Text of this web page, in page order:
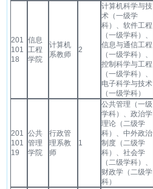
201
101
18
信息
工程
学院
计算机
系教师
2
计算机科学与技
术（一级学
科）、软件工程
（一级学科）、
信息与通信工程
（一级学科）、
控制科学与工程
（一级学科）、
电子科学与技术
（一级学科）
201
101
19
公共
管理
学院
行政管
理系教
师
1
公共管理（一级
学科）、政治学
理论（二级学
科）、中外政治
制度（二级学
科）、社会学
（二级学科）、
财政学（二级学
科）